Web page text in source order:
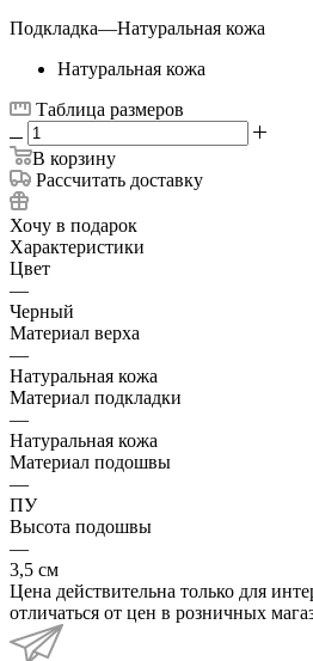
Подкладка—Натуральная кожа
Натуральная кожа
Таблица размеров
В корзину
Рассчитать доставку
Хочу в подарок
Характеристики
Цвет
—
Черный
Материал верха
—
Натуральная кожа
Материал подкладки
—
Натуральная кожа
Материал подошвы
—
ПУ
Высота подошвы
—
3,5 см
Цена действительна только для
отличаться от цен в розничных